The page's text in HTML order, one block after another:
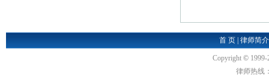
首 页| 律师简介
Copyright ©
律师热线